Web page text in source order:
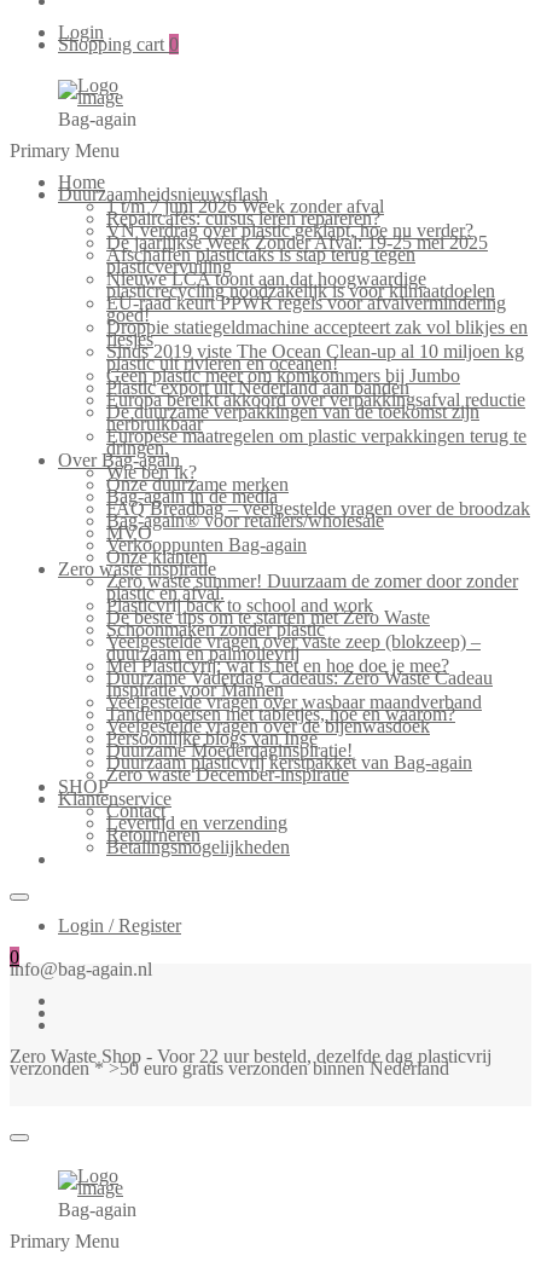
Login
Shopping cart 0
Bag-again
Primary Menu
Home
Duurzaamheidsnieuwsflash
1 t/m 7 juni 2026 Week zonder afval
Repaircafés: cursus leren repareren?
VN verdrag over plastic geklapt, hoe nu verder?
De jaarlijkse Week Zonder Afval: 19-25 mei 2025
Afschaffen plastictaks is stap terug tegen
plasticvervuiling
Nieuwe LCA toont aan dat hoogwaardige
plasticrecycling noodzakelijk is voor klimaatdoelen
EU-raad keurt PPWR regels voor afvalvermindering
goed!
Droppie statiegeldmachine accepteert zak vol blikjes en
flesjes
Sinds 2019 viste The Ocean Clean-up al 10 miljoen kg
plastic uit rivieren en oceanen!
Geen plastic meer om komkommers bij Jumbo
Plastic export uit Nederland aan banden
Europa bereikt akkoord over verpakkingsafval reductie
De duurzame verpakkingen van de toekomst zijn
herbruikbaar
Europese maatregelen om plastic verpakkingen terug te
dringen.
Over Bag-again
Wie ben ik?
Onze duurzame merken
Bag-again in de media
FAQ Breadbag – veelgestelde vragen over de broodzak
Bag-again® voor retailers/wholesale
MVO
Verkooppunten Bag-again
Onze klanten
Zero waste inspiratie
Zero waste summer! Duurzaam de zomer door zonder
plastic en afval.
Plasticvrij back to school and work
De beste tips om te starten met Zero Waste
Schoonmaken zonder plastic
Veelgestelde vragen over vaste zeep (blokzeep) –
duurzaam en palmolievrij
Mei Plasticvrij: wat is het en hoe doe je mee?
Duurzame Vaderdag Cadeaus: Zero Waste Cadeau
Inspiratie voor Mannen
Veelgestelde vragen over wasbaar maandverband
Tandenpoetsen met tabletjes, hoe en waarom?
Veelgestelde vragen over de bijenwasdoek
Persoonlijke blogs van Inge
Duurzame Moederdaginspiratie!
Duurzaam plasticvrij kerstpakket van Bag-again
Zero waste December-inspiratie
SHOP
Klantenservice
Contact
Levertijd en verzending
Retourneren
Betalingsmogelijkheden
Login / Register
0
info@bag-again.nl
Zero Waste Shop - Voor 22 uur besteld, dezelfde dag plasticvrij
verzonden * >50 euro gratis verzonden binnen Nederland
Bag-again
Primary Menu